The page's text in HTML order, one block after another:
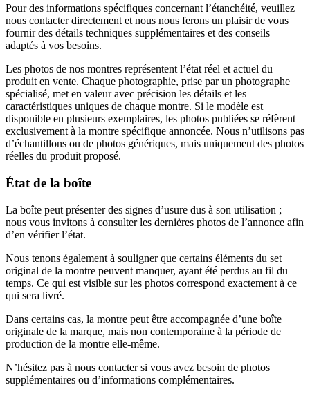
Pour des informations spécifiques concernant l’étanchéité, veuillez
nous contacter directement et nous nous ferons un plaisir de vous
fournir des détails techniques supplémentaires et des conseils
adaptés à vos besoins.
Les photos de nos montres représentent l’état réel et actuel du
produit en vente. Chaque photographie, prise par un photographe
spécialisé, met en valeur avec précision les détails et les
caractéristiques uniques de chaque montre. Si le modèle est
disponible en plusieurs exemplaires, les photos publiées se réfèrent
exclusivement à la montre spécifique annoncée. Nous n’utilisons pas
d’échantillons ou de photos génériques, mais uniquement des photos
réelles du produit proposé.
État de la boîte
La boîte peut présenter des signes d’usure dus à son utilisation ;
nous vous invitons à consulter les dernières photos de l’annonce afin
d’en vérifier l’état.
Nous tenons également à souligner que certains éléments du set
original de la montre peuvent manquer, ayant été perdus au fil du
temps. Ce qui est visible sur les photos correspond exactement à ce
qui sera livré.
Dans certains cas, la montre peut être accompagnée d’une boîte
originale de la marque, mais non contemporaine à la période de
production de la montre elle-même.
N’hésitez pas à nous contacter si vous avez besoin de photos
supplémentaires ou d’informations complémentaires.